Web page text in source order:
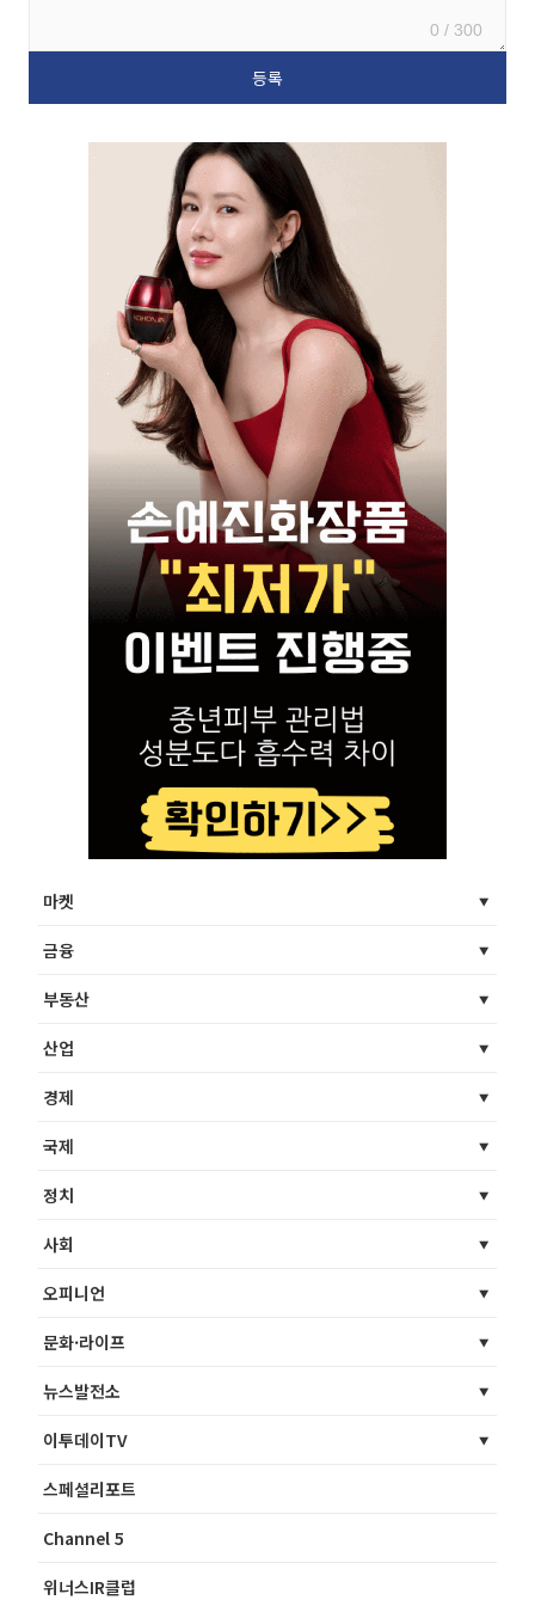
0 / 300
마켓
금융
부동산
산업
경제
국제
정치
사회
오피니언
문화·라이프
뉴스발전소
이투데이TV
스페셜리포트
Channel 5
위너스IR클럽